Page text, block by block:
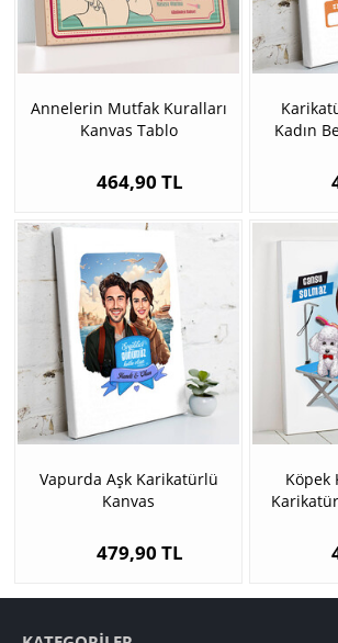
Annelerin Mutfak Kuralları
Kanvas Tablo
464,90 TL
Kadın
Vapurda Aşk Karikatürlü
Kanvas
479,90 TL
Köpek